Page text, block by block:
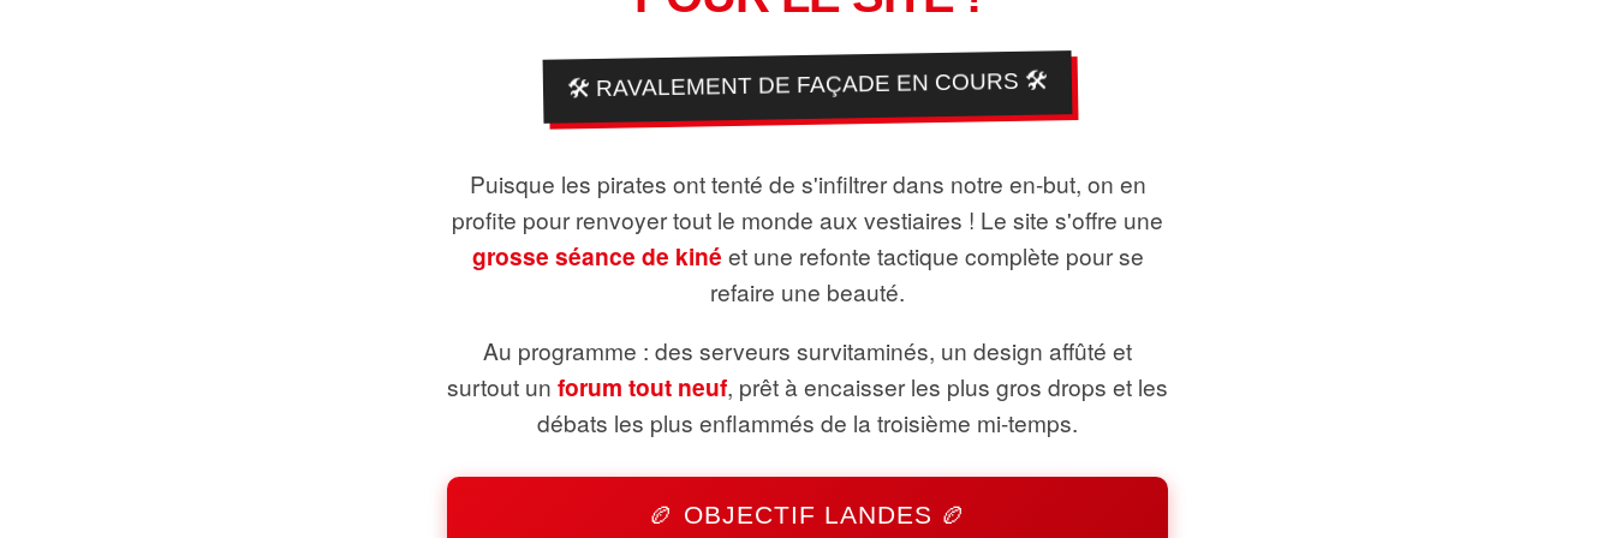
🛠️ RAVALEMENT DE FAÇADE EN COURS 🛠️
Puisque les pirates ont tenté de s'infiltrer dans notre en-but, on en
profite pour renvoyer tout le monde aux vestiaires ! Le site s'offre une
grosse séance de kiné et une refonte tactique complète pour se
refaire une beauté.
Au programme : des serveurs survitaminés, un design affûté et
surtout un forum tout neuf, prêt à encaisser les plus gros drops et les
débats les plus enflammés de la troisième mi-temps.
🏉 OBJECTIF LANDES 🏉